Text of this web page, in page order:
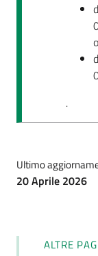
.
Ultimo
20 Aprile 2026
ALTRE